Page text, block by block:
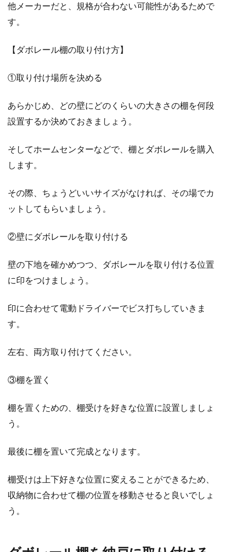
1LDKの寝室を快適にレイアウト！ベ
1LDKの間取りは、一人暮らしにはもちろん、同
いです。...
一石二鳥？1LDKの壁付けキッチンと
他メーカーだと、規格が合わない可能性があるためで
す。
【ダボレール棚の取り付け方】
①取り付け場所を決める
あらかじめ、どの壁にどのくらいの大きさの棚を何段
設置するか決めておきましょう。
そしてホームセンターなどで、棚とダボレールを購入
します。
その際、ちょうどいいサイズがなければ、その場でカ
ットしてもらいましょう。
②壁にダボレールを取り付ける
壁の下地を確かめつつ、ダボレールを取り付ける位置
に印をつけましょう。
印に合わせて電動ドライバーでビス打ちしていきま
す。
左右、両方取り付けてください。
③棚を置く
棚を置くための、棚受けを好きな位置に設置しましょ
う。
最後に棚を置いて完成となります。
棚受けは上下好きな位置に変えることができるため、
収納物に合わせて棚の位置を移動させると良いでしょ
う。